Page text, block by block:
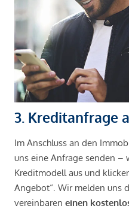
3. Kreditanfrage
Im Anschluss an den
uns eine Anfrage senden –
Kreditmodell aus und
Angebot“. Wir melden uns
vereinbaren einen